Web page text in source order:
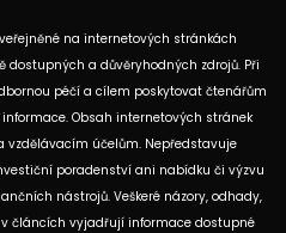
na internetových stránkách
dostupných a důvěryhodných zdrojů. Při
péčí a cílem poskytovat čtenářům
Obsah internetových stránek
vzdělávacím účelům. Nepředstavuje
poradenství ani nabídku či výzvu
nástrojů. Veškeré názory, odhady,
článcích vyjadřují informace dostupné